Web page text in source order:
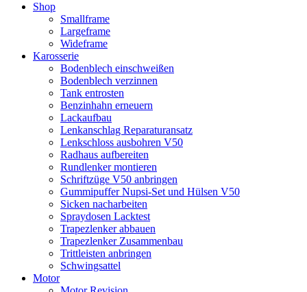
Shop
Smallframe
Largeframe
Wideframe
Karosserie
Bodenblech einschweißen
Bodenblech verzinnen
Tank entrosten
Benzinhahn erneuern
Lackaufbau
Lenkanschlag Reparaturansatz
Lenkschloss ausbohren V50
Radhaus aufbereiten
Rundlenker montieren
Schriftzüge V50 anbringen
Gummipuffer Nupsi-Set und Hülsen V50
Sicken nacharbeiten
Spraydosen Lacktest
Trapezlenker abbauen
Trapezlenker Zusammenbau
Trittleisten anbringen
Schwingsattel
Motor